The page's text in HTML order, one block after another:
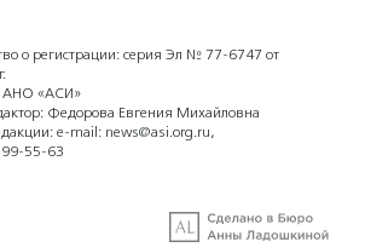
о регистрации: серия Эл № 77-6747 от
АНО «АСИ»
Федорова Евгения Михайловна
e-mail: news@asi.org.ru,
55-63